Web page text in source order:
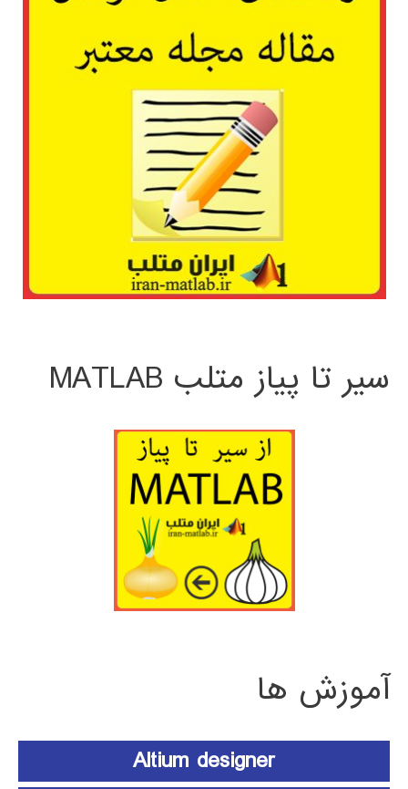
سیر تا پیاز متلب MATLAB
آموزش ها
Altium designer